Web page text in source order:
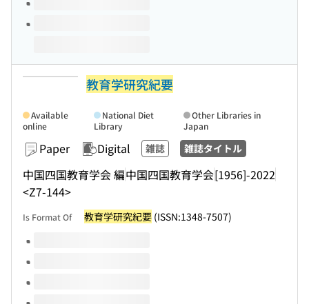
教育学研究紀要
Paper Digital 雑誌 雑誌タイトル
中国四国教育学会 編中国四国教育学会[1956]-2022
<Z7-144>
Available
online
National Diet
Library
Other Libraries in
Japan
Is Format Of 教育学研究紀要 (ISSN:1348-7507)
Volumes of this title